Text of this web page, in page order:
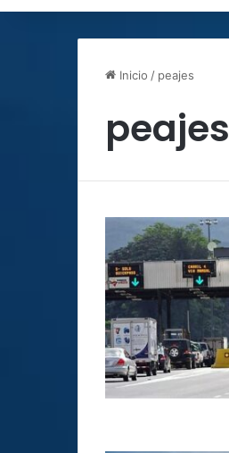
Inicio / peajes
peajes